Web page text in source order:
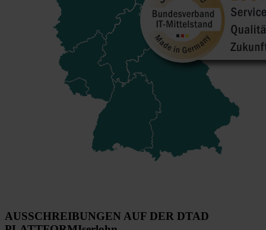
AUSSCHREIBUNGEN AUF DER DTAD